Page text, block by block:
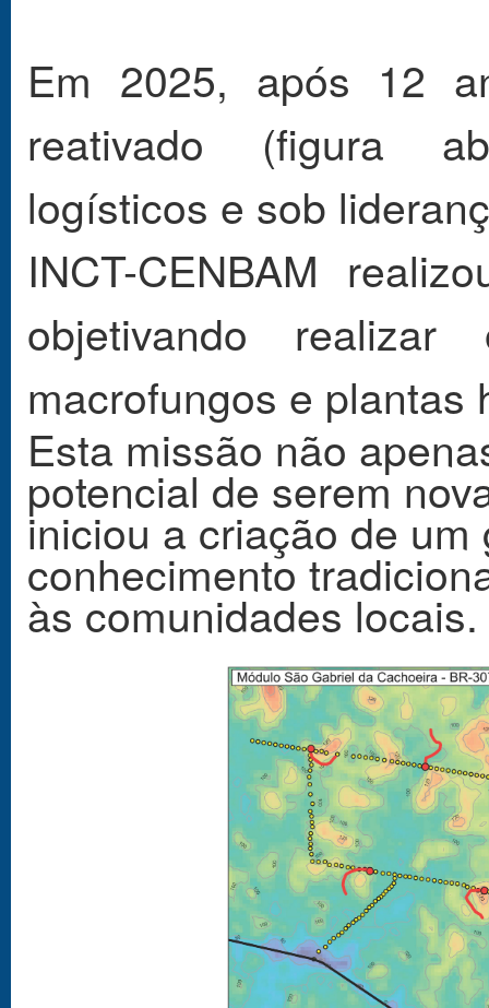
Em 2025, após 12
reativado (figura
logísticos e sob
INCT-CENBAM
objetivando
macrofungos e plantas
Esta missão não
potencial de serem
iniciou a criação de
conhecimento
às comunidades locais.